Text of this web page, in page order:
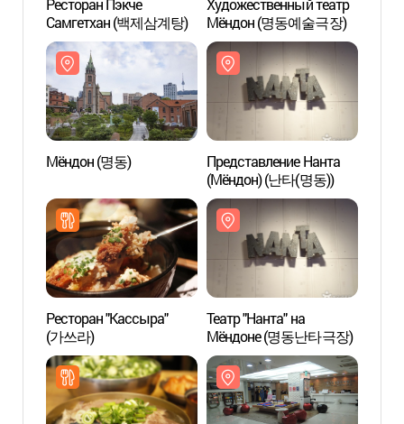
Ресторан Пэкче
Самгетхан (백제삼계탕)
Художественный театр
Мёндон (명동예술극장)
Мёндон (명동)
Представление Нанта
(Мёндон) (난타(명동))
Ресторан "Кассыра"
(가쓰라)
Театр "Нанта" на
Мёндоне (명동난타극장)